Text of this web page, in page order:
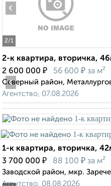
2/1
‹
2-к квартира, вторичка,
2 600 000 ₽ 56 600 ₽ за м²
Северный район,
Агентство, 07.08.2026
‹
1-к квартира, вторичка,
3 700 000 ₽ 88 100 ₽ за м²
Заводской район, мкр.
Агентство, 08.08.2026